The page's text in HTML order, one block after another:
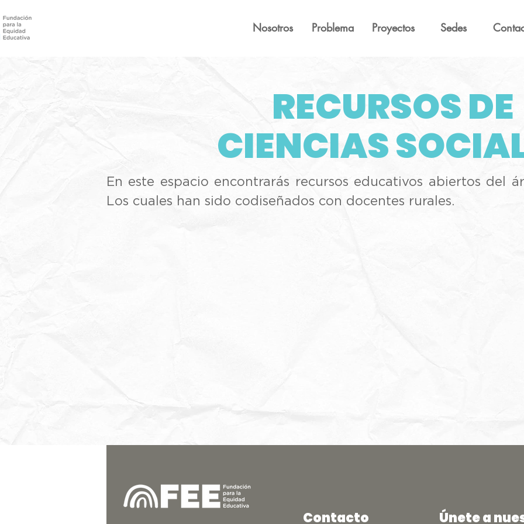
Nosotros Problema Proyectos Sedes
RECURSOS DE
CIENCIAS
En este espacio encontrarás recursos educativos abiertos del
Los cuales han sido codiseñados con docentes rurales.
Contacto Únete a